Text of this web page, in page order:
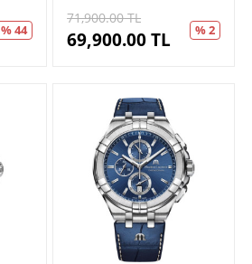
% 44
71,900.00TL
69,900.00TL % 2